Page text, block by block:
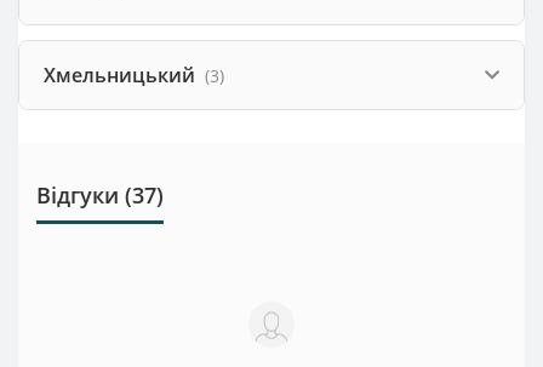
Хмельницький (3)
Відгуки (37)